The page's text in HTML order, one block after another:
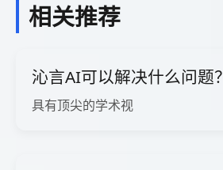
相关推荐
沁言AI可以解决什么问题？
具有顶尖的学术视